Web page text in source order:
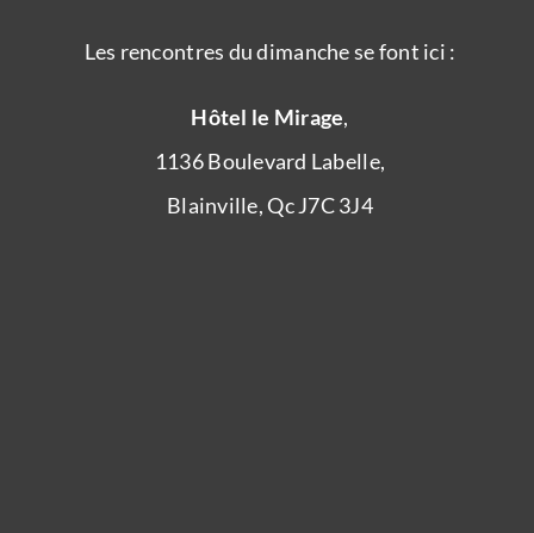
Les rencontres du dimanche se font ici :
Hôtel le Mirage,
1136 Boulevard Labelle,
Blainville, Qc J7C 3J4